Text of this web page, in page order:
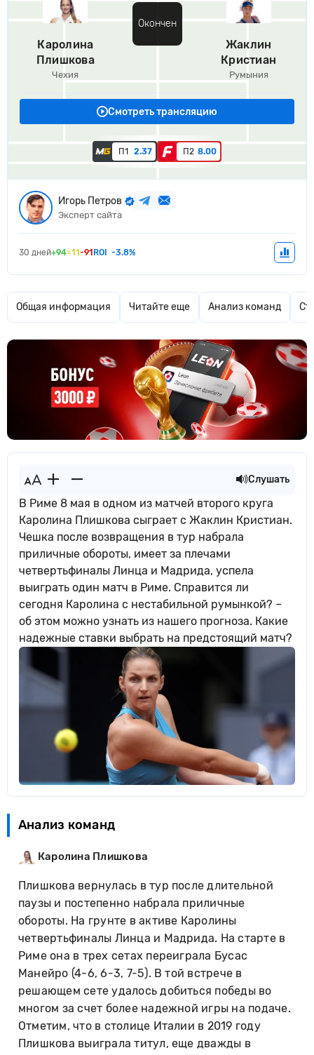
Каролина
Плишкова
Чехия
Окончен
Жаклин
Кристиан
Румыния
Смотреть трансляцию
П1 2.37 П2 8.00
Игорь Петров
Эксперт сайта
30 дней+94=11 -91 ROI -3.8%
Общая информация Читайте еще Анализ команд
Слушать
В Риме 8 мая в одном из матчей второго круга
Каролина Плишкова сыграет с Жаклин Кристиан.
Чешка после возвращения в тур набрала
приличные обороты, имеет за плечами
четвертьфиналы Линца и Мадрида, успела
выиграть один матч в Риме. Справится ли
сегодня Каролина с нестабильной румынкой? –
об этом можно узнать из нашего прогноза. Какие
надежные ставки выбрать на предстоящий матч?
Анализ команд
Каролина Плишкова
Плишкова вернулась в тур после длительной
паузы и постепенно набрала приличные
обороты. На грунте в активе Каролины
четвертьфиналы Линца и Мадрида. На старте в
Риме она в трех сетах переиграла Бусас
Манейро (4-6, 6-3, 7-5). В той встрече в
решающем сете удалось добиться победы во
многом за счет более надежной игры на подаче.
Отметим, что в столице Италии в 2019 году
Плишкова выиграла титул, еще дважды в